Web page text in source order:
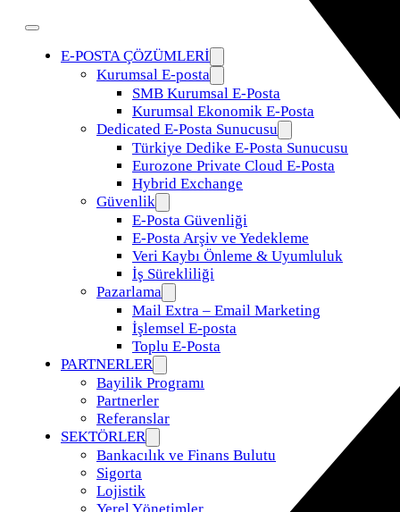
E-POSTA ÇÖZÜMLERİ
Kurumsal E-posta
SMB Kurumsal E-Posta
Kurumsal Ekonomik E-Posta
Dedicated E-Posta Sunucusu
Türkiye Dedike E-Posta Sunucusu
Eurozone Private Cloud E-Posta
Hybrid Exchange
Güvenlik
E-Posta Güvenliği
E-Posta Arşiv ve Yedekleme
Veri Kaybı Önleme & Uyumluluk
İş Sürekliliği
Pazarlama
Mail Extra – Email Marketing
İşlemsel E-posta
Toplu E-Posta
PARTNERLER
Bayilik Programı
Partnerler
Referanslar
SEKTÖRLER
Bankacılık ve Finans Bulutu
Sigorta
Lojistik